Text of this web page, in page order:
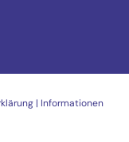
| Informationen